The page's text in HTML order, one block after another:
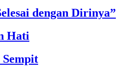
dengan Dirinya”
Hati
Sempit